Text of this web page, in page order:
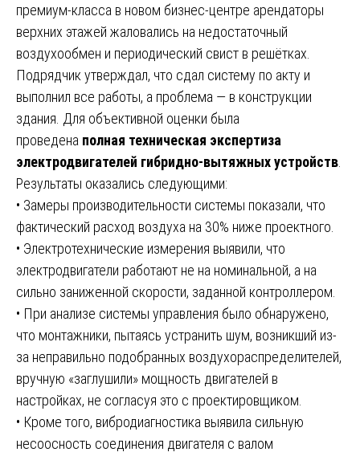
премиум-класса в новом бизнес-центре арендаторы
верхних этажей жаловались на недостаточный
воздухообмен и периодический свист в решётках.
Подрядчик утверждал, что сдал систему по акту и
выполнил все работы, а проблема — в конструкции
здания. Для объективной оценки была
проведена полная техническая экспертиза
электродвигателей гибридно-вытяжных устройств
Результаты оказались следующими:
• Замеры производительности системы показали, что
фактический расход воздуха на 30% ниже проектного.
• Электротехнические измерения выявили, что
электродвигатели работают не на номинальной, а на
сильно заниженной скорости, заданной контроллером.
• При анализе системы управления было обнаружено,
что монтажники, пытаясь устранить шум, возникший из-
за неправильно подобранных воздухораспределителей,
вручную «заглушили» мощность двигателей в
настройках, не согласуя это с проектировщиком.
• Кроме того, вибродиагностика выявила сильную
несоосность соединения двигателя с валом